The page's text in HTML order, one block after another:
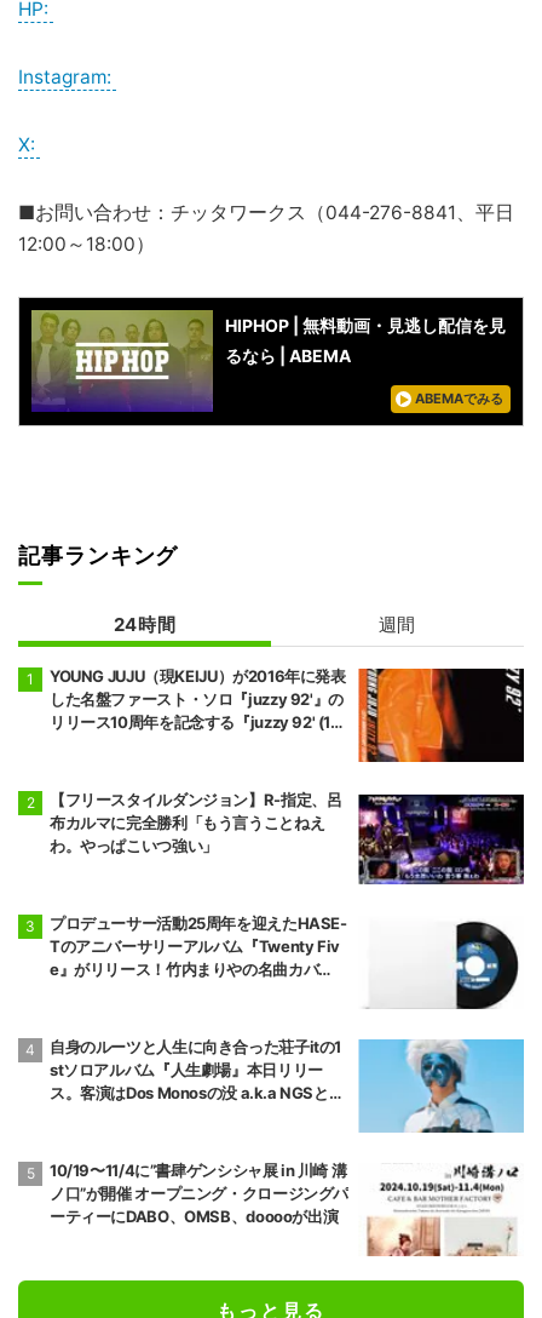
HP:
Instagram:
X:
■お問い合わせ：チッタワークス（044-276-8841、平日
12:00～18:00）
HIPHOP | 無料動画・見逃し配信を見
るなら | ABEMA
ABEMAでみる
記事ランキング
24時間 週間
YOUNG JUJU（現KEIJU）が2016年に発表
した名盤ファースト・ソロ『juzzy 92'』の
リリース10周年を記念する『juzzy 92' (10t
全限定プレスのアナログ盤でリリース。
【フリースタイルダンジョン】R-指定、呂
布カルマに完全勝利「もう言うことねえ
わ。やっぱこいつ強い」
プロデューサー活動25周年を迎えたHASE-
Tのアニバーサリーアルバム『Twenty Fiv
e』がリリース！竹内まりやの名曲カバ
り発売！
自身のルーツと人生に向き合った荘子itの1
stソロアルバム『人生劇場』本日リリー
ス。客演はDos Monosの没 a.k.a NGSとTa
10/19〜11/4に”書肆ゲンシシャ展 in 川崎 溝
ノ口”が開催 オープニング・クロージングパ
ーティーにDABO、OMSB、dooooが出演
もっと見る